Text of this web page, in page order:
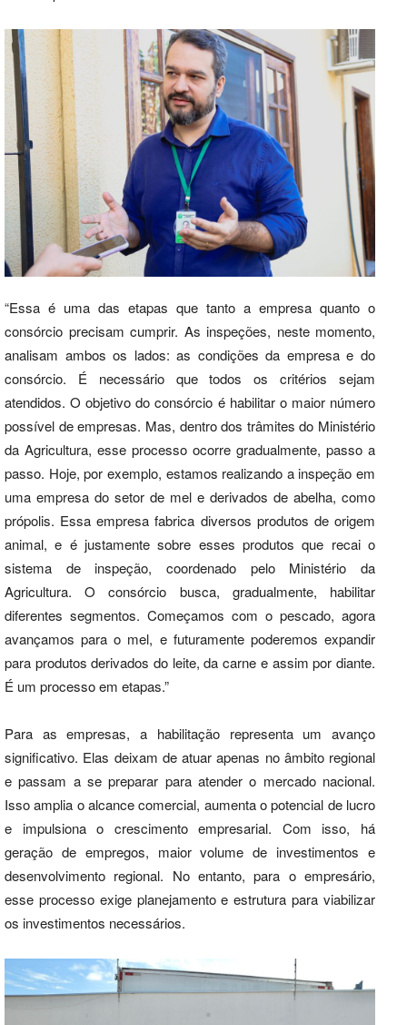
“Essa é uma das etapas que tanto a empresa quanto o
consórcio precisam cumprir. As inspeções, neste momento,
analisam ambos os lados: as condições da empresa e do
consórcio. É necessário que todos os critérios sejam
atendidos. O objetivo do consórcio é habilitar o maior número
possível de empresas. Mas, dentro dos trâmites do Ministério
da Agricultura, esse processo ocorre gradualmente, passo a
passo. Hoje, por exemplo, estamos realizando a inspeção em
uma empresa do setor de mel e derivados de abelha, como
própolis. Essa empresa fabrica diversos produtos de origem
animal, e é justamente sobre esses produtos que recai o
sistema de inspeção, coordenado pelo Ministério da
Agricultura. O consórcio busca, gradualmente, habilitar
diferentes segmentos. Começamos com o pescado, agora
avançamos para o mel, e futuramente poderemos expandir
para produtos derivados do leite, da carne e assim por diante.
É um processo em etapas.”
Para as empresas, a habilitação representa um avanço
significativo. Elas deixam de atuar apenas no âmbito regional
e passam a se preparar para atender o mercado nacional.
Isso amplia o alcance comercial, aumenta o potencial de lucro
e impulsiona o crescimento empresarial. Com isso, há
geração de empregos, maior volume de investimentos e
desenvolvimento regional. No entanto, para o empresário,
esse processo exige planejamento e estrutura para viabilizar
os investimentos necessários.